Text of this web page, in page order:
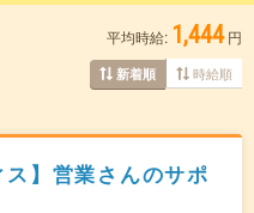
平均時給: 1,444 円
新着順 時給順
ス】営業さんのサポ